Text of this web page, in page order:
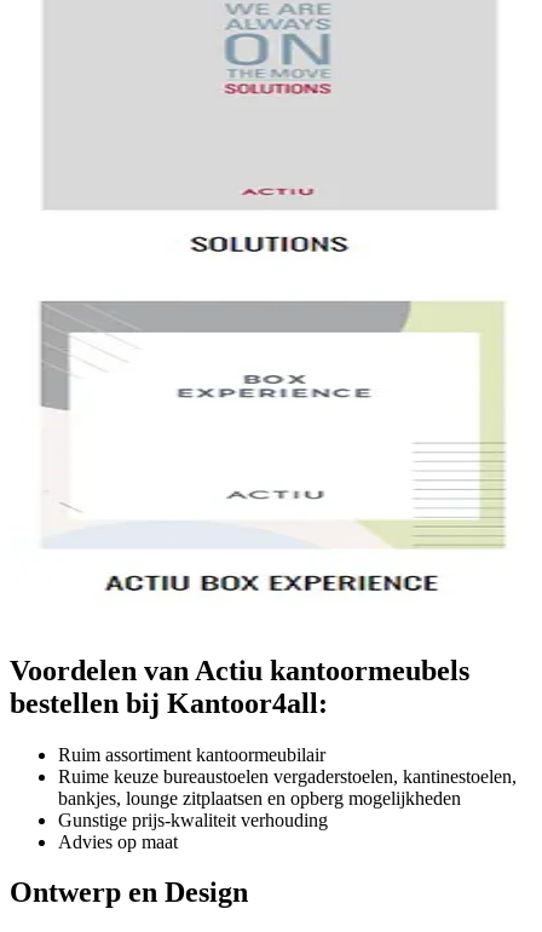
Voordelen van Actiu kantoormeubels
bestellen bij Kantoor4all:
Ruim assortiment kantoormeubilair
Ruime keuze bureaustoelen vergaderstoelen, kantinestoelen,
bankjes, lounge zitplaatsen en opberg mogelijkheden
Gunstige prijs-kwaliteit verhouding
Advies op maat
Ontwerp en Design